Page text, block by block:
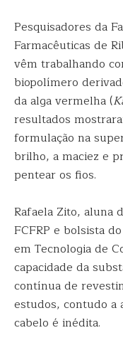
Pesquisadores da
Farmacêuticas de
vêm trabalhando
biopolímero
da alga vermelha (
resultados
formulação na
brilho, a maciez e
pentear os fios.
Rafaela Zito, aluna
FCFRP e bolsista
em Tecnologia de
capacidade da
contínua de
estudos, contudo a
cabelo é inédita.